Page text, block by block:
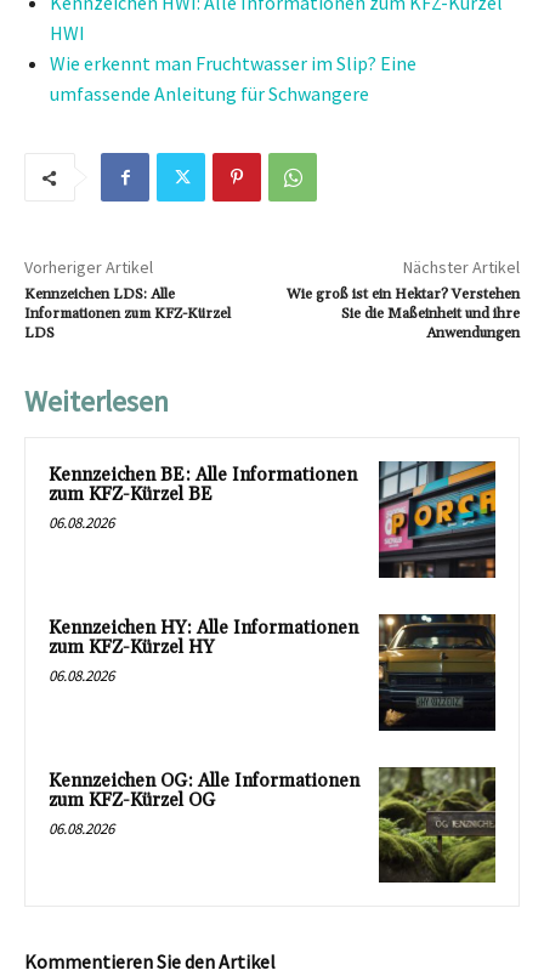
HWI
Wie erkennt man Fruchtwasser im Slip? Eine
umfassende Anleitung für Schwangere
Vorheriger Artikel
Kennzeichen LDS: Alle
Informationen zum KFZ-Kürzel
LDS
Nächster Artikel
Wie groß ist ein Hektar? Verstehen
Sie die Maßeinheit und ihre
Anwendungen
Weiterlesen
Kennzeichen BE: Alle Informationen
zum KFZ-Kürzel BE
06.08.2026
Kennzeichen HY: Alle Informationen
zum KFZ-Kürzel HY
06.08.2026
Kennzeichen OG: Alle Informationen
zum KFZ-Kürzel OG
06.08.2026
Kommentieren Sie den Artikel